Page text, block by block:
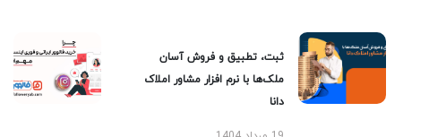
ثبت، تطبیق و فروش آسان
ملک‌ها با نرم افزار مشاور املاک
دانا